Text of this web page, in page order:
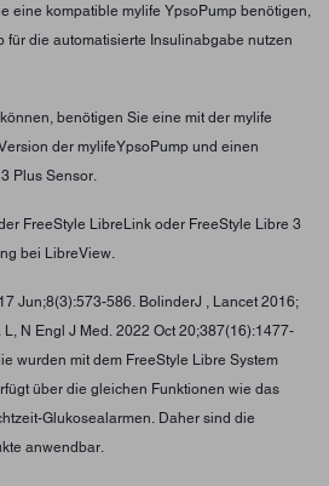
eine kompatible mylife YpsoPump benötigen,
für die automatisierte Insulinabgabe nutzen
benötigen Sie eine mit der mylife
der mylifeYpsoPump und einen
Plus Sensor.
FreeStyle LibreLink oder FreeStyle Libre 3
bei LibreView.
Jun;8(3):573-586. BolinderJ , Lancet 2016;
N Engl J Med. 2022 Oct 20;387(16):1477-
wurden mit dem FreeStyle Libre System
über die gleichen Funktionen wie das
Glukosealarmen. Daher sind die
anwendbar.